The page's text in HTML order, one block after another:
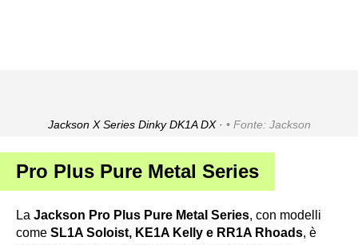
Jackson X Series Dinky DK1A DX · Fonte: Jackson
Pro Plus Pure Metal Series
La Jackson Pro Plus Pure Metal Series, con modelli
come SL1A Soloist, KE1A Kelly e RR1A Rhoads, è